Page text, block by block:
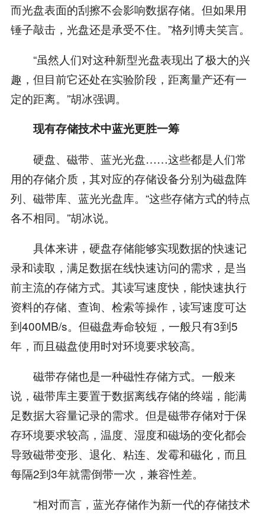
而光盘表面的刮擦不会影响数据存储。但如果用
锤子敲击，光盘还是承受不住。”格列博夫笑言。
“虽然人们对这种新型光盘表现出了极大的兴
趣，但目前它还处在实验阶段，距离量产还有一
定的距离。”胡冰强调。
现有存储技术中蓝光更胜一筹
硬盘、磁带、蓝光光盘……这些都是人们常
用的存储介质，其对应的存储设备分别为磁盘阵
列、磁带库、蓝光光盘库。“这些存储方式的特点
各不相同。”胡冰说。
具体来讲，硬盘存储能够实现数据的快速记
录和读取，满足数据在线快速访问的需求，是当
前主流的存储方式。其读写速度快，能快速执行
资料的存储、查询、检索等操作，读写速度可达
到400MB/s。但磁盘寿命较短，一般只有3到5
年，而且磁盘使用时对环境要求较高。
磁带存储也是一种磁性存储方式。一般来
说，磁带库主要置于数据离线存储的终端，能满
足数据大容量记录的需求。但是磁带存储对于保
存环境要求较高，温度、湿度和磁场的变化都会
导致磁带变形、退化、粘连、发霉和磁化，而且
每隔2到3年就需倒带一次，兼容性差。
“相对而言，蓝光存储作为新一代的存储技术